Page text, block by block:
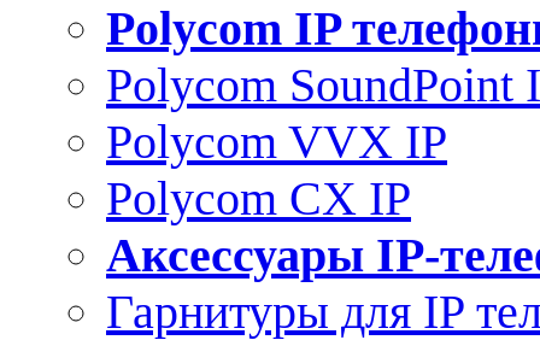
Polycom IP
Polycom SoundPoint
Polycom VVX IP
Polycom CX IP
Аксессуары IP-
Гарнитуры для IP